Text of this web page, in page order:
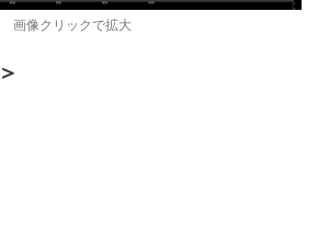
画像クリックで拡大